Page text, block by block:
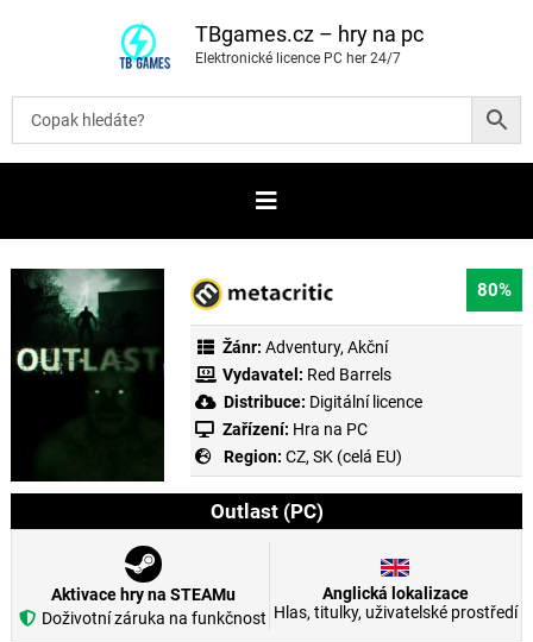
t
b
TBgames.cz – hry na pc
Elektronické licence PC her 24/7
80%
Žánr: Adventury, Akční
Vydavatel: Red Barrels
Distribuce: Digitální licence
Zařízení: Hra na PC
Region: CZ, SK (celá EU)
Outlast (PC)
Aktivace hry na STEAMu
Doživotní záruka na funkčnost
Anglická lokalizace
Hlas, titulky, uživatelské prostředí